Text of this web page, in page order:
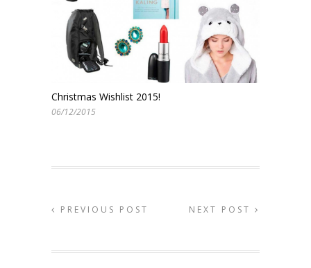
Christmas Wishlist 2015!
06/12/2015
PREVIOUS POST NEXT POST